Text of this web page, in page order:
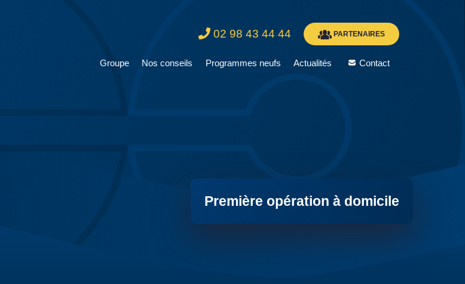
02 98 43 44 44 PARTENAIRES
Groupe Nos conseils Programmes neufs Actualités Contact
Première opération à domicile